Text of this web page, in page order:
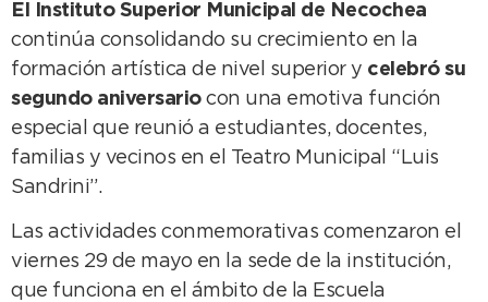
El Instituto Superior Municipal de Necochea
continúa consolidando su crecimiento en la
formación artística de nivel superior y celebró su
segundo aniversariocon una emotiva función
especial que reunió a estudiantes, docentes,
familias y vecinos en el Teatro Municipal “Luis
Sandrini”.
Las actividades conmemorativas comenzaron el
viernes 29 de mayo en la sede de la institución,
que funciona en el ámbito de la Escuela